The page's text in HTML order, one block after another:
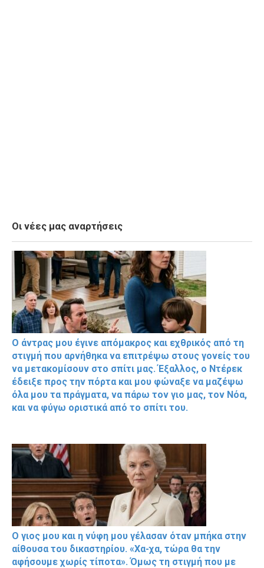
Οι νέες μας αναρτήσεις
Ο άντρας μου έγινε απόμακρος και εχθρικός από τη
στιγμή που αρνήθηκα να επιτρέψω στους γονείς του
να μετακομίσουν στο σπίτι μας. Έξαλλος, ο Ντέρεκ
έδειξε προς την πόρτα και μου φώναξε να μαζέψω
όλα μου τα πράγματα, να πάρω τον γιο μας, τον Νόα,
και να φύγω οριστικά από το σπίτι του.
Ο γιος μου και η νύφη μου γέλασαν όταν μπήκα στην
αίθουσα του δικαστηρίου. «Χα-χα, τώρα θα την
αφήσουμε χωρίς τίποτα». Όμως τη στιγμή που με